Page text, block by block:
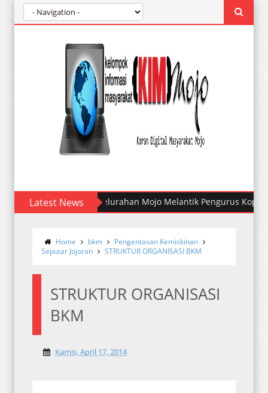
Latest NewsKelurahan Mojo Melantik Pengurus Koperasi
Home bkm
Pengentasan Kemiskinan
Seputar Jojoran
STRUKTUR ORGANISASI BKM
STRUKTUR ORGANISASI
BKM
Kamis, April 17, 2014